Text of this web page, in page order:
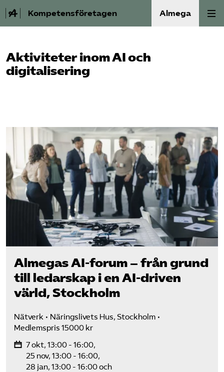
Kompetensföretagen Almega
A-Ö
Medlemskap
Våra frågor
Kurser och aktiviteter
Omsättningsstatistik
Webbutik
Mina sidor
Bli medlem
Logga in på Arbetsgivarguiden
Aktiviteter inom AI och
digitalisering
Almegas AI-forum – från grund
till ledarskap i en AI-driven
värld, Stockholm
Nätverk
Näringslivets Hus, Stockholm
Medlemspris 15000 kr
7 okt, 13:00 - 16:00,
25 nov, 13:00 - 16:00,
28 jan, 13:00 - 16:00 och